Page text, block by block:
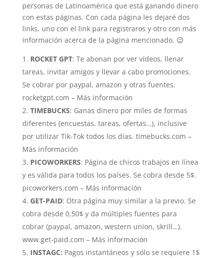
personas de Latinoamérica que está ganando dinero
con estas páginas. Con cada página les dejaré dos
links, uno con el link para registraros y otro con más
información acerca de la página mencionado. 😉
ROCKET GPT: Te abonan por ver vídeos, llenar
tareas, invitar amigos y llevar a cabo promociones.
Se cobrar por paypal, amazon y otras fuentes.
rocketgpt.com – Más información
TIMEBUCKS: Ganas dinero por miles de formas
diferentes (encuestas, tareas, ofertas…), inclusive
por utilizar Tik-Tok todos los días. timebucks.com –
Más información
PICOWORKERS: Página de chicos trabajos en línea
y es válida para todos los países. Se cobra desde 5$.
picoworkers.com – Más información
GET-PAID: Otra página muy similar a la previo. Se
cobra desde 0,50$ y da múltiples fuentes para
cobrar (paypal, amazon, western union, skrill…).
www.get-paid.com – Más información
INSTAGC: Pagos instantáneos y sólo se requiere 1$